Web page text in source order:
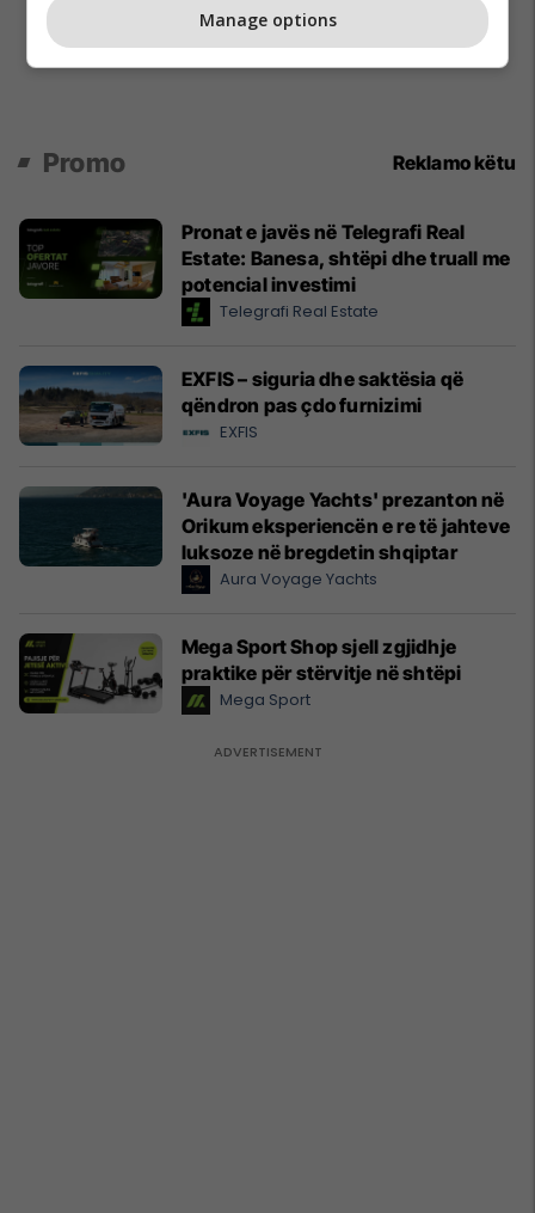
Promo Reklamo këtu
Pronat e javës në Telegrafi Real
Estate: Banesa, shtëpi dhe truall me
potencial investimi
Telegrafi Real Estate
EXFIS – siguria dhe saktësia që
qëndron pas çdo furnizimi
EXFIS
'Aura Voyage Yachts' prezanton në
Orikum eksperiencën e re të jahteve
luksoze në bregdetin shqiptar
Aura Voyage Yachts
Mega Sport Shop sjell zgjidhje
praktike për stërvitje në shtëpi
Mega Sport
Manage options